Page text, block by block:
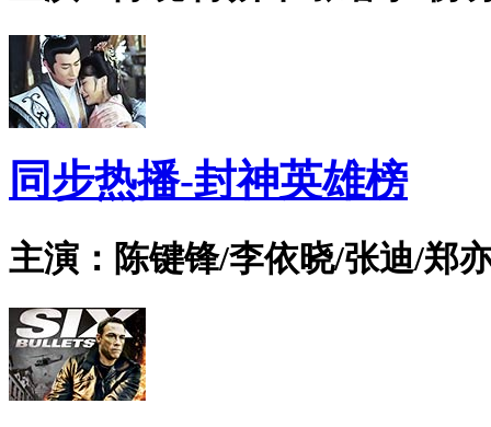
同步热播-封神英雄榜
主演：陈键锋/李依晓/张迪/郑